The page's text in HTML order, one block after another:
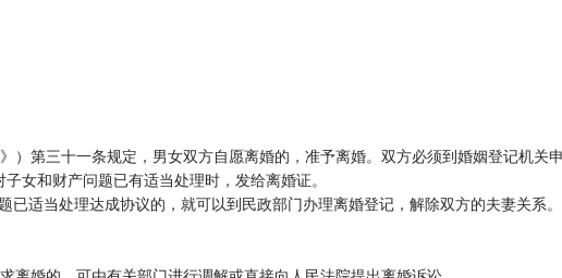
第三十一条规定，男女双方自愿离婚的，准予离婚。双方必须到婚姻登记机关
女和财产问题已有适当处理时，发给离婚证。
已适当处理达成协议的，就可以到民政部门办理离婚登记，解除双方的夫妻关系